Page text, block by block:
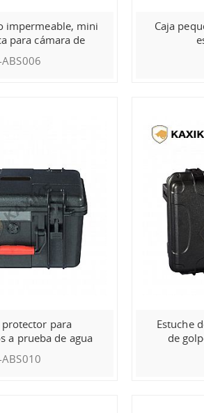
impermeable, mini
para cámara de
ABS006
Caja
protector para
a prueba de agua
ABS010
Estuche
de